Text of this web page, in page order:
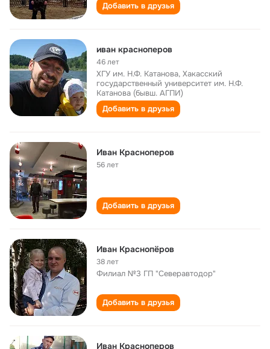
Добавить в друзья
иван красноперов
46 лет
ХГУ им. Н.Ф. Катанова, Хакасский
государственный университет им. Н.Ф.
Катанова (бывш. АГПИ)
Добавить в друзья
Иван Красноперов
56 лет
Добавить в друзья
Иван Краснопёров
38 лет
Филиал №3 ГП "Северавтодор"
Добавить в друзья
Иван Красноперов